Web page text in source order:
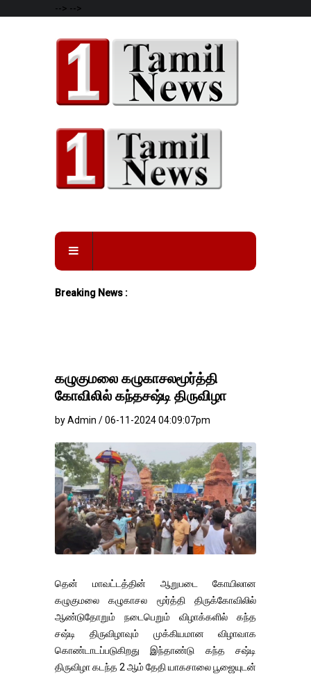
--> -->
Breaking News :
கழுகுமலை கழுகாசலமூர்த்தி
கோவிலில் கந்தசஷ்டி திருவிழா
by Admin / 06-11-2024 04:09:07pm
தென் மாவட்டத்தின் ஆறுபடை கோயிலான
கழுகுமலை கழுகாசல மூர்த்தி திருக்கோவிலில்
ஆண்டுதோறும் நடைபெறும் விழாக்களில் கந்த
சஷ்டி திருவிழாவும் முக்கியமான விழாவாக
கொண்டாடப்படுகிறது இந்தாண்டு கந்த சஷ்டி
திருவிழா கடந்த 2 ஆம் தேதி யாகசாலை பூஜையுடன்